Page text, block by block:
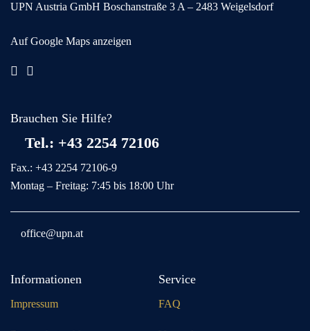
UPN Austria GmbH Boschanstraße 3 A – 2483 Weigelsdorf
Auf Google Maps anzeigen
Brauchen Sie Hilfe?
Tel.: +43 2254 72106
Fax.: +43 2254 72106-9
Montag – Freitag: 7:45 bis 18:00 Uhr
office@upn.at
Informationen
Impressum
Service
FAQ